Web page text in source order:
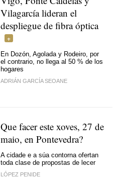
Vilagarcía lideran el
despliegue de fibra óptica
En Dozón, Agolada y Rodeiro, por
el contrario, no llega al 50 % de los
hogares
ADRIÁN GARCÍA SEOANE
Que facer este xoves, 27 de
maio, en Pontevedra?
A cidade e a súa contorna ofertan
toda clase de propostas de lecer
LÓPEZ PENIDE